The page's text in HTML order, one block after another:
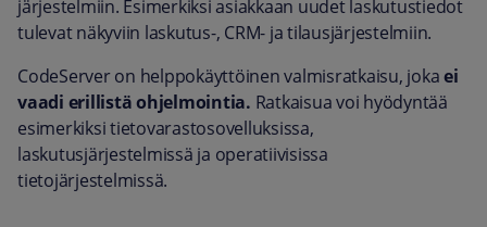
järjestelmiin. Esimerkiksi asiakkaan uudet laskutustiedot
tulevat näkyviin laskutus-, CRM- ja tilausjärjestelmiin.
CodeServer on helppokäyttöinen valmisratkaisu, jokaei
vaadi erillistä ohjelmointia. Ratkaisua voi hyödyntää
esimerkiksi tietovarastosovelluksissa,
laskutusjärjestelmissä ja operatiivisissa
tietojärjestelmissä.